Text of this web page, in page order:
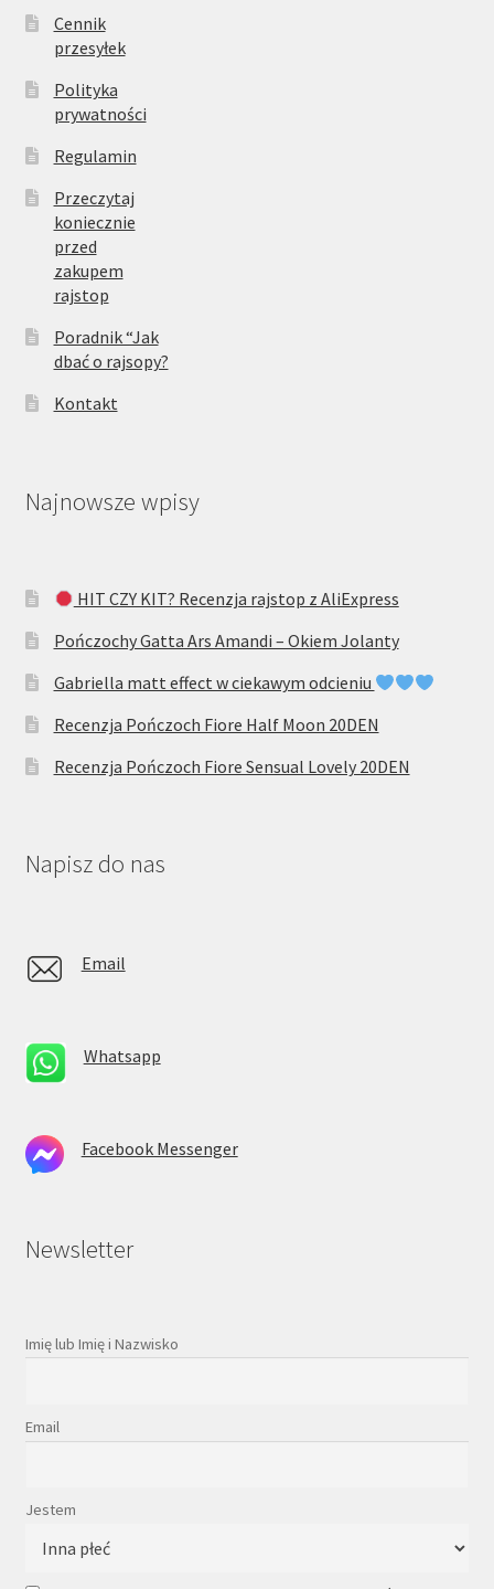
Cennik
przesyłek
Polityka
prywatności
Regulamin
Przeczytaj
koniecznie
przed
zakupem
rajstop
Poradnik “Jak
dbać o rajsopy?
Kontakt
Najnowsze wpisy
HIT CZY KIT? Recenzja rajstop z AliExpress
Pończochy Gatta Ars Amandi – Okiem Jolanty
Gabriella matt effect w ciekawym odcieniu
Recenzja Pończoch Fiore Half Moon 20DEN
Recenzja Pończoch Fiore Sensual Lovely 20DEN
Napisz do nas
Email
Whatsapp
Facebook Messenger
Newsletter
Imię lub Imię i Nazwisko
Email
Jestem